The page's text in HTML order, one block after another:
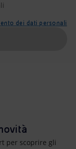
dei dati personali
per scoprire gli